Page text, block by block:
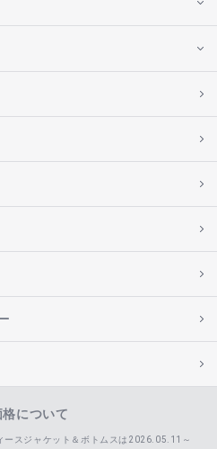
について
ースジャケット＆ボトムスは2026.05.11～